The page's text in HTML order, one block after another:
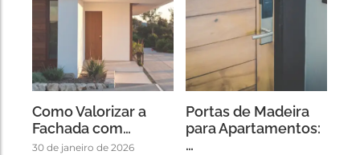
Como Valorizar a
Fachada com…
30 de janeiro de 2026
Portas de Madeira
para Apartamentos:
…